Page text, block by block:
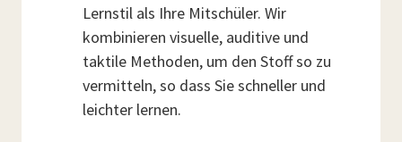
Lernstil als Ihre Mitschüler. Wir
kombinieren visuelle, auditive und
taktile Methoden, um den Stoff so zu
vermitteln, so dass Sie schneller und
leichter lernen.